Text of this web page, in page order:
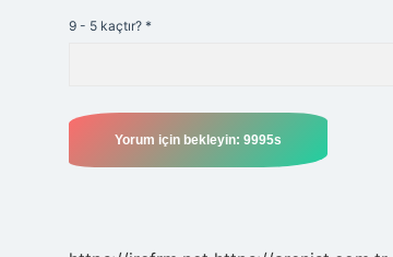
9 - 5 kaçtır? *